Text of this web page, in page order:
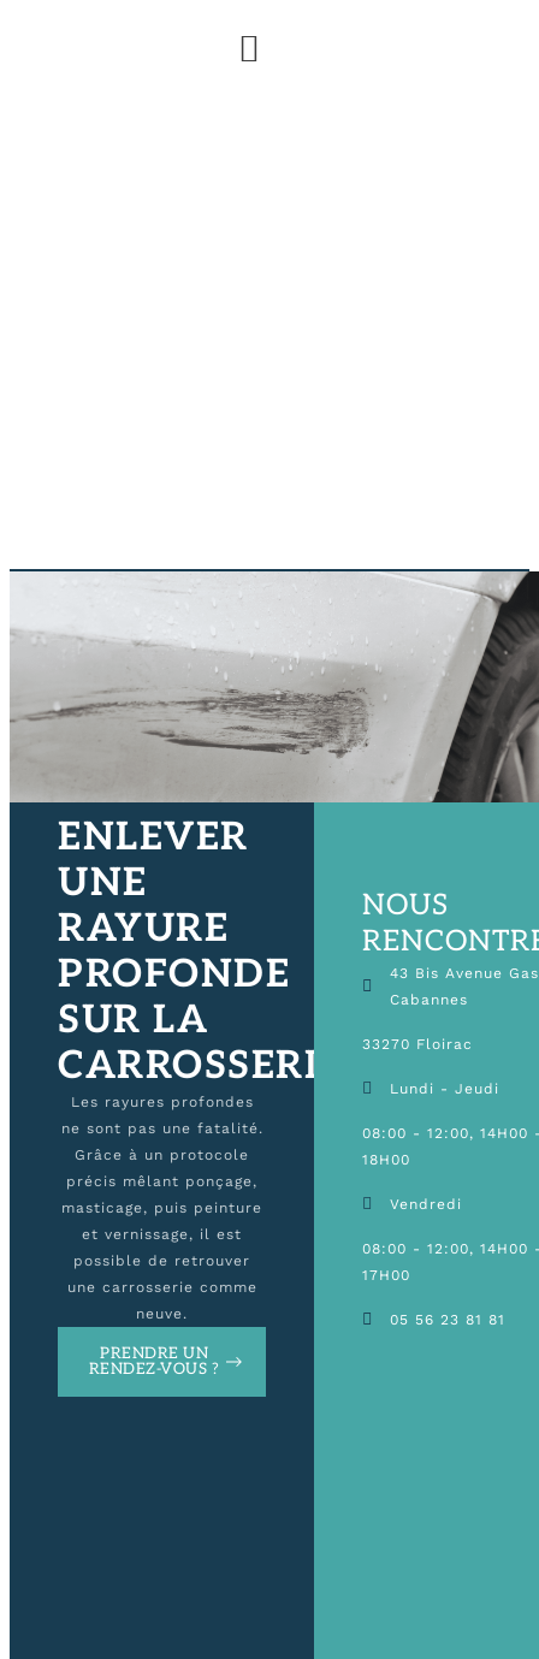
ENLEVER
UNE
RAYURE
PROFONDE
SUR LA
CARROSSERIE
Les rayures profondes
ne sont pas une fatalité.
Grâce à un protocole
précis mêlant ponçage,
masticage, puis peinture
et vernissage, il est
possible de retrouver
une carrosserie comme
neuve.
PRENDRE UN
RENDEZ-VOUS ?
NOUS
43 Bis Avenue
Cabannes
33270 Floirac
Lundi - Jeudi
08:00 - 12:00, 14H00
18H00
Vendredi
08:00 - 12:00, 14H00
17H00
05 56 23 81 81